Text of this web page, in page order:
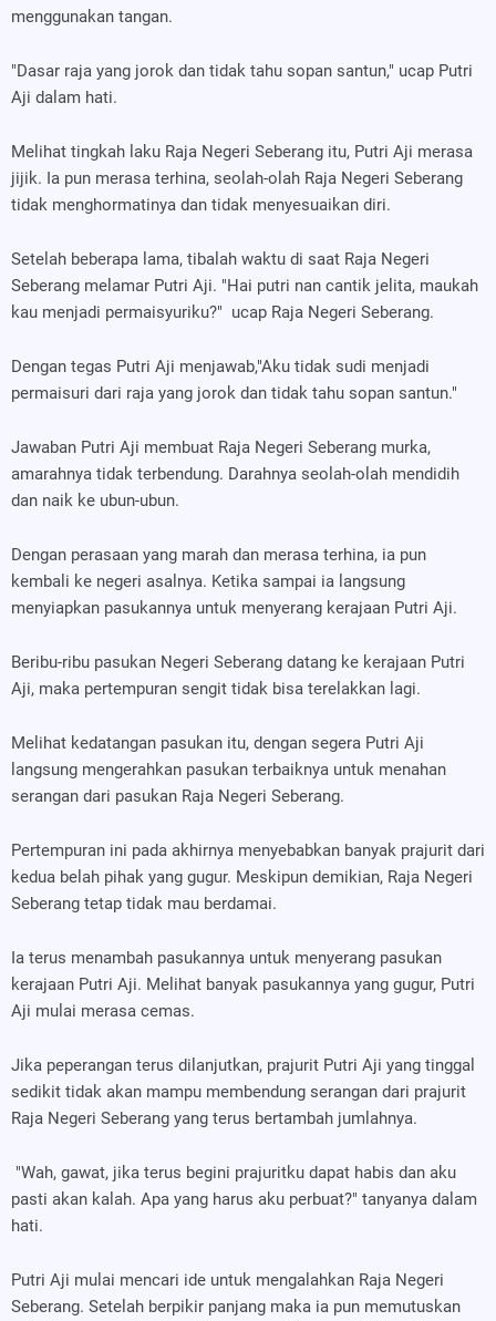
menggunakan tangan.
"Dasar raja yang jorok dan tidak tahu sopan santun," ucap Putri
Aji dalam hati.
Melihat tingkah laku Raja Negeri Seberang itu, Putri Aji merasa
jijik. Ia pun merasa terhina, seolah-olah Raja Negeri Seberang
tidak menghormatinya dan tidak menyesuaikan diri.
Setelah beberapa lama, tibalah waktu di saat Raja Negeri
Seberang melamar Putri Aji. "Hai putri nan cantik jelita, maukah
kau menjadi permaisyuriku?" ucap Raja Negeri Seberang.
Dengan tegas Putri Aji menjawab,"Aku tidak sudi menjadi
permaisuri dari raja yang jorok dan tidak tahu sopan santun."
Jawaban Putri Aji membuat Raja Negeri Seberang murka,
amarahnya tidak terbendung. Darahnya seolah-olah mendidih
dan naik ke ubun-ubun.
Dengan perasaan yang marah dan merasa terhina, ia pun
kembali ke negeri asalnya. Ketika sampai ia langsung
menyiapkan pasukannya untuk menyerang kerajaan Putri Aji.
Beribu-ribu pasukan Negeri Seberang datang ke kerajaan Putri
Aji, maka pertempuran sengit tidak bisa terelakkan lagi.
Melihat kedatangan pasukan itu, dengan segera Putri Aji
langsung mengerahkan pasukan terbaiknya untuk menahan
serangan dari pasukan Raja Negeri Seberang.
Pertempuran ini pada akhirnya menyebabkan banyak prajurit dari
kedua belah pihak yang gugur. Meskipun demikian, Raja Negeri
Seberang tetap tidak mau berdamai.
Ia terus menambah pasukannya untuk menyerang pasukan
kerajaan Putri Aji. Melihat banyak pasukannya yang gugur, Putri
Aji mulai merasa cemas.
Jika peperangan terus dilanjutkan, prajurit Putri Aji yang tinggal
sedikit tidak akan mampu membendung serangan dari prajurit
Raja Negeri Seberang yang terus bertambah jumlahnya.
"Wah, gawat, jika terus begini prajuritku dapat habis dan aku
pasti akan kalah. Apa yang harus aku perbuat?" tanyanya dalam
hati.
Putri Aji mulai mencari ide untuk mengalahkan Raja Negeri
Seberang. Setelah berpikir panjang maka ia pun memutuskan